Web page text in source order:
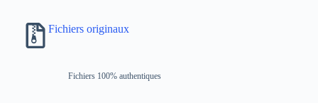
Fichiers originaux
Fichiers 100% authentiques